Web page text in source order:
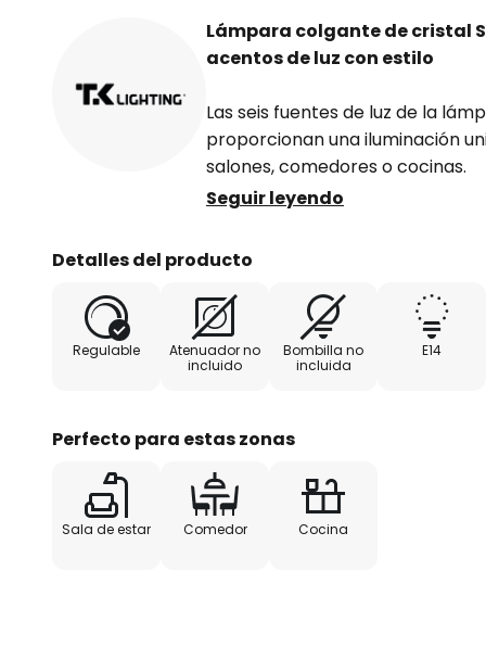
Lámpara colgante de cristal
acentos de luz con estilo
Las seis fuentes de luz de la
proporcionan una iluminación
salones, comedores o cocinas.
atenuador externo, la luz se
Fabricada en Europa, esta
por su acabado de primera
Seguir leyendo
Detalles del producto
Regulable
Atenuador no
incluido
Bombilla no
incluida
E14
Perfecto para estas zonas
Sala de estar Comedor Cocina